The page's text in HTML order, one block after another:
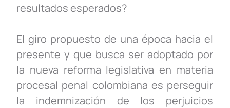
resultados esperados?
El giro propuesto de una época hacia el
presente y que busca ser adoptado por
la nueva reforma legislativa en materia
procesal penal colombiana es perseguir
la indemnización de los perjuicios